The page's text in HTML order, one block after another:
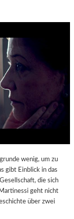
wenig, um zu
gibt Einblick in das
die sich
geht nicht
über zwei